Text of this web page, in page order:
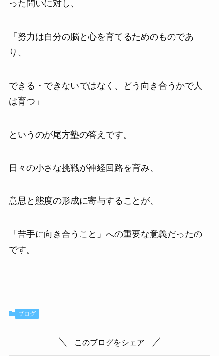
った問いに対し、
「努力は自分の脳と心を育てるためのものであ
り、
できる・できないではなく、どう向き合うかで人
は育つ」
というのが尾方塾の答えです。
日々の小さな挑戦が神経回路を育み、
意思と態度の形成に寄与することが、
「苦手に向き合うこと」への重要な意義だったの
です。
ブログ
このブログをシェア